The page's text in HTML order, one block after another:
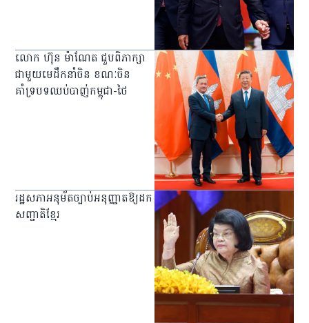
លោក ហ៊ុន ម៉ាណែត ជួបពិភាក្សា
ជាមួយមេដឹកនាំចិន ខណៈចិន
គាំទ្របទឈប់បាញ់កម្ពុជា-ថៃ
រដ្ឋសភាអនុម័តច្បាប់អនុញ្ញាតឱ្យដក
សញ្ជាតិខ្មែរ